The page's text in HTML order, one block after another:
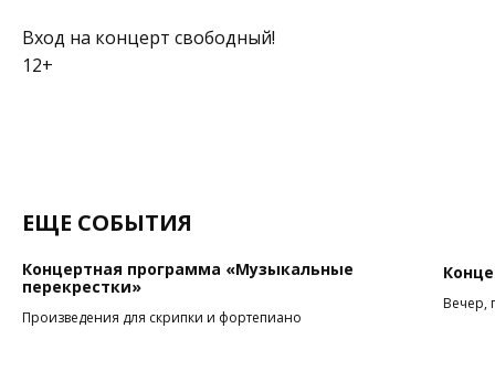
Вход на концерт свободный!
12+
ЕЩЕ СОБЫТИЯ
Концертная программа «Музыкальные
перекрестки»
Произведения для скрипки и фортепиано
Вечер,